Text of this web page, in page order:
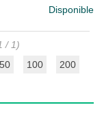
Disponible
/ 1)
50 100 200